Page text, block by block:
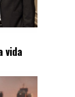
vida